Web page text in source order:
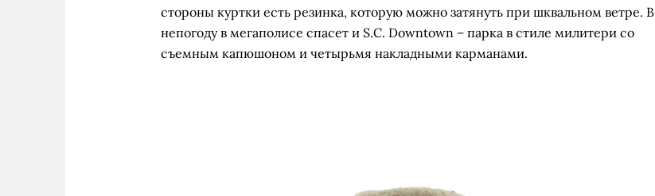
стороны куртки есть резинка, которую можно затянуть при шквальном ветре. В
непогоду в мегаполисе спасет и S.C. Downtown – парка в стиле милитери со
съемным капюшоном и четырьмя накладными карманами.